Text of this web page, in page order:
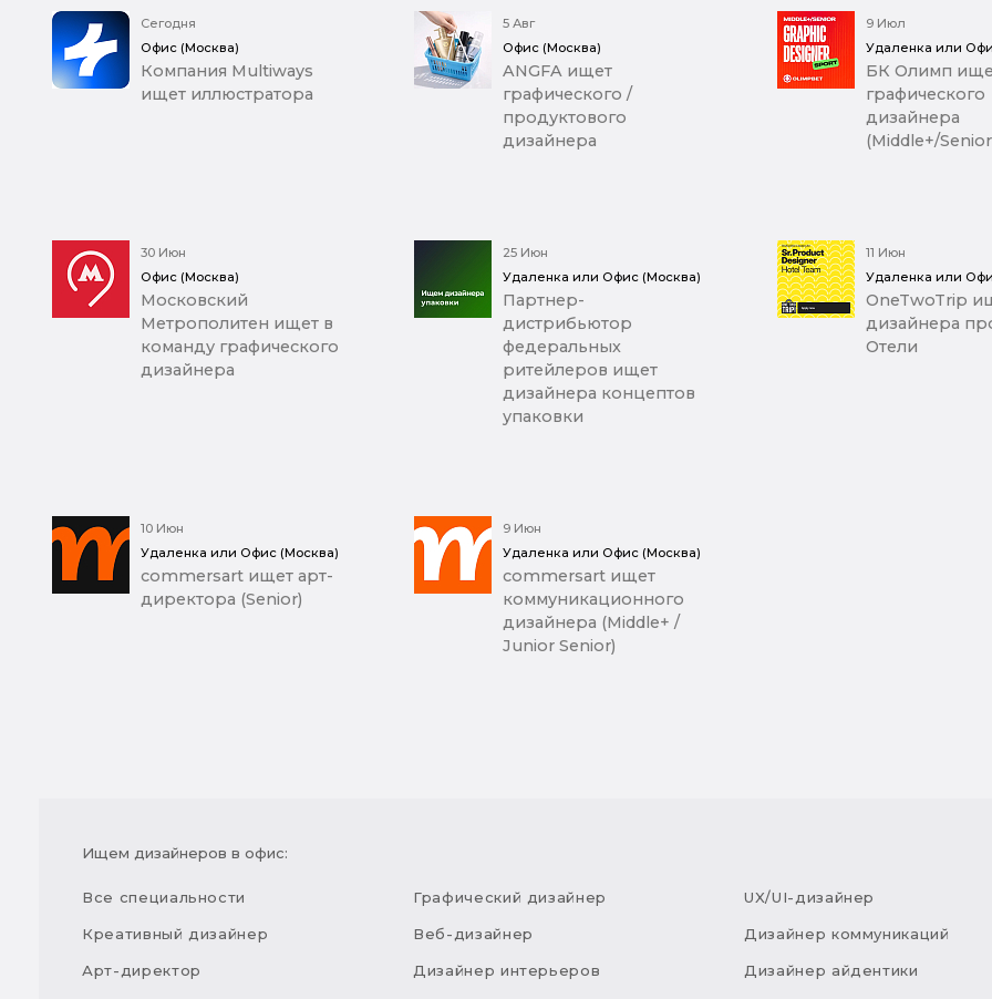
Сегодня
Офис (Москва)
Компания Multiways
ищет иллюстратора
5 Авг
Офис (Москва)
ANGFA ищет
графического /
продуктового
дизайнера
9 Июл
Удаленка или
БК Олимп
графического
дизайнера
(Middle+/
30 Июн
Офис (Москва)
Московский
Метрополитен ищет в
команду графического
дизайнера
25 Июн
Удаленка или Офис (Москва)
Партнер-
дистрибьютор
федеральных
ритейлеров ищет
дизайнера концептов
упаковки
11 Июн
Удаленка или
OneTwoTrip
дизайнера
Отели
10 Июн
Удаленка или Офис (Москва)
commersart ищет арт-
директора (Senior)
9 Июн
Удаленка или Офис (Москва)
commersart ищет
коммуникационного
дизайнера (Middle+ /
Junior Senior)
Ищем дизайнеров в офис:
Все специальности Графический дизайнер UX/UI-дизайнер
Креативный дизайнер Веб-дизайнер Дизайнер коммуникаций
Арт-директор Дизайнер интерьеров Дизайнер айдентики